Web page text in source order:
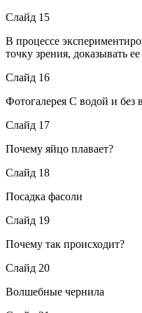
Слайд 15
В процессе
точку зрения, доказывать
Слайд 16
Фотогалерея С водой и без
Слайд 17
Почему яйцо плавает?
Слайд 18
Посадка фасоли
Слайд 19
Почему так происходит?
Слайд 20
Волшебные чернила